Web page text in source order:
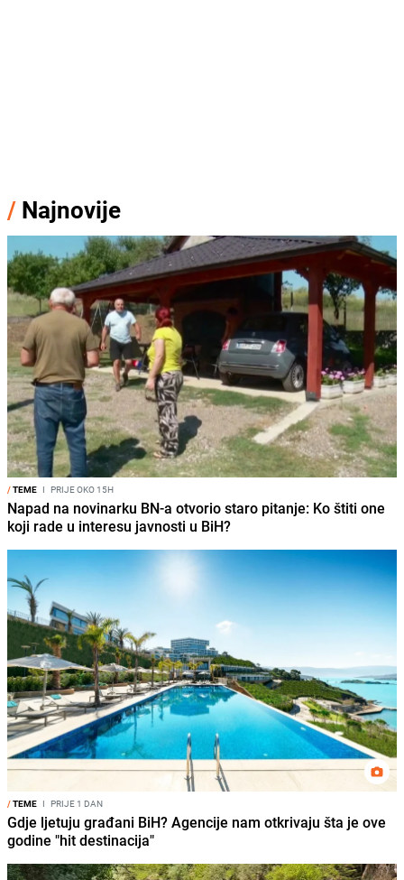
/ Najnovije
/TEME I PRIJE OKO 15H
Napad na novinarku BN-a otvorio staro pitanje: Ko štiti one
koji rade u interesu javnosti u BiH?
/TEME I PRIJE 1 DAN
Gdje ljetuju građani BiH? Agencije nam otkrivaju šta je ove
godine "hit destinacija"